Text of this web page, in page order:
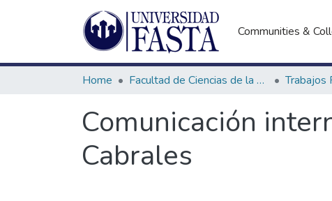
Communities &
Home Facultad de Ciencias de la Comunicación
Comunicación
Cabrales